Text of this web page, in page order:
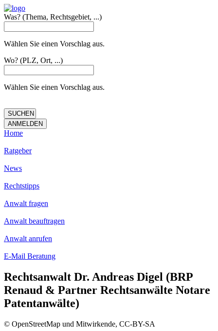
Was? (Thema, Rechtsgebiet, ...)
Wählen Sie einen Vorschlag aus.
Wo? (PLZ, Ort, ...)
Wählen Sie einen Vorschlag aus.
Home
Ratgeber
News
Rechtstipps
Anwalt fragen
Anwalt beauftragen
Anwalt anrufen
E-Mail Beratung
Rechtsanwalt Dr. Andreas Digel (BRP
Renaud & Partner Rechtsanwälte Notare
Patentanwälte)
© OpenStreetMap und Mitwirkende, CC-BY-SA